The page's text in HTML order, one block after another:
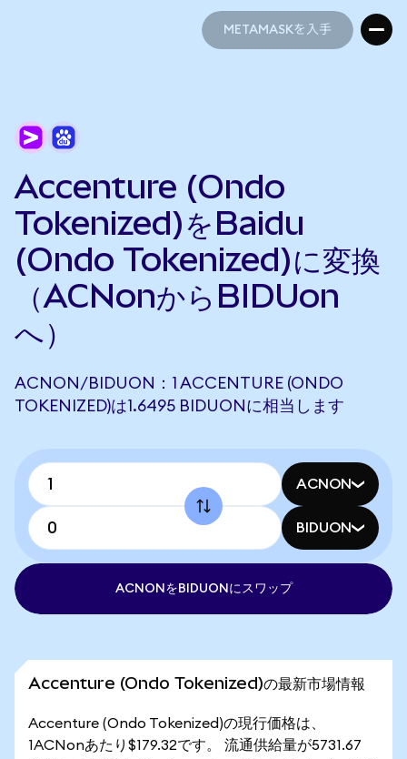
METAMASKを入手
Accenture (Ondo
Tokenized)をBaidu
(Ondo Tokenized)に変換
（ACNonからBIDUon
へ）
ACNON/BIDUON：1 ACCENTURE (ONDO
TOKENIZED)は1.6495 BIDUONに相当します
ACNON
BIDUON
ACNONをBIDUONにスワップ
Accenture (Ondo Tokenized)の最新市場情報
Accenture (Ondo Tokenized)の現行価格は、
1ACNonあたり$179.32です。 流通供給量が5731.67